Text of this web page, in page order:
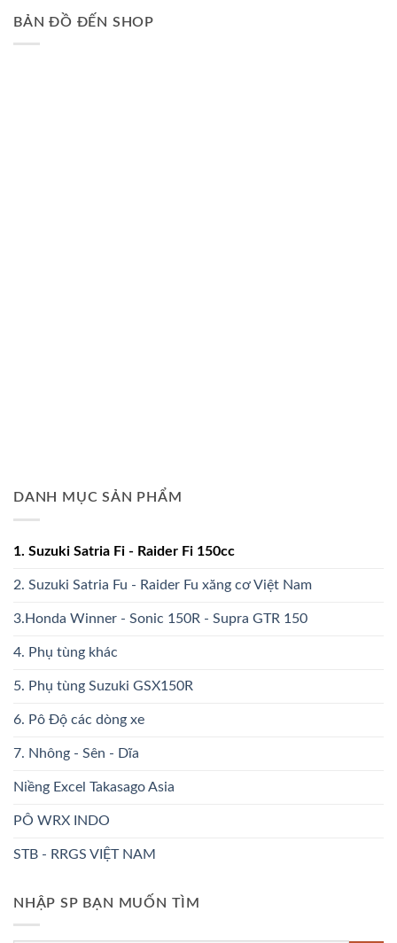
BẢN ĐỒ ĐẾN SHOP
DANH MỤC SẢN PHẨM
1. Suzuki Satria Fi - Raider Fi 150cc
2. Suzuki Satria Fu - Raider Fu xăng cơ Việt Nam
3.Honda Winner - Sonic 150R - Supra GTR 150
4. Phụ tùng khác
5. Phụ tùng Suzuki GSX150R
6. Pô Độ các dòng xe
7. Nhông - Sên - Dĩa
Niềng Excel Takasago Asia
PÔ WRX INDO
STB - RRGS VIỆT NAM
NHẬP SP BẠN MUỐN TÌM